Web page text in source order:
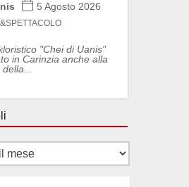
5 Agosto 2026
"Chei di Uanis"
in Carinzia anche alla